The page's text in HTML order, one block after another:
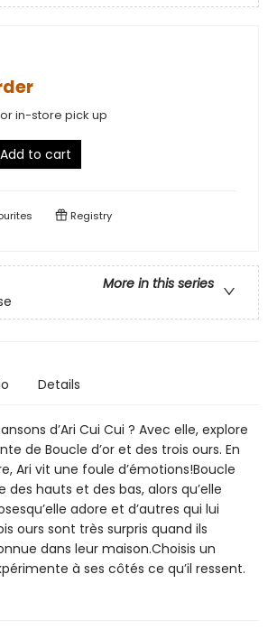
in-store pick up
Add to cart
Registry
More in this series
Details
d’Ari Cui Cui ? Avec elle, explore
de Boucle d’or et des trois ours. En
Ari vit une foule d’émotions!Boucle
des hauts et des bas, alors qu’elle
adore et d’autres qui lui
ours sont très surpris quand ils
dans leur maison.Choisis un
à ses côtés ce qu’il ressent.